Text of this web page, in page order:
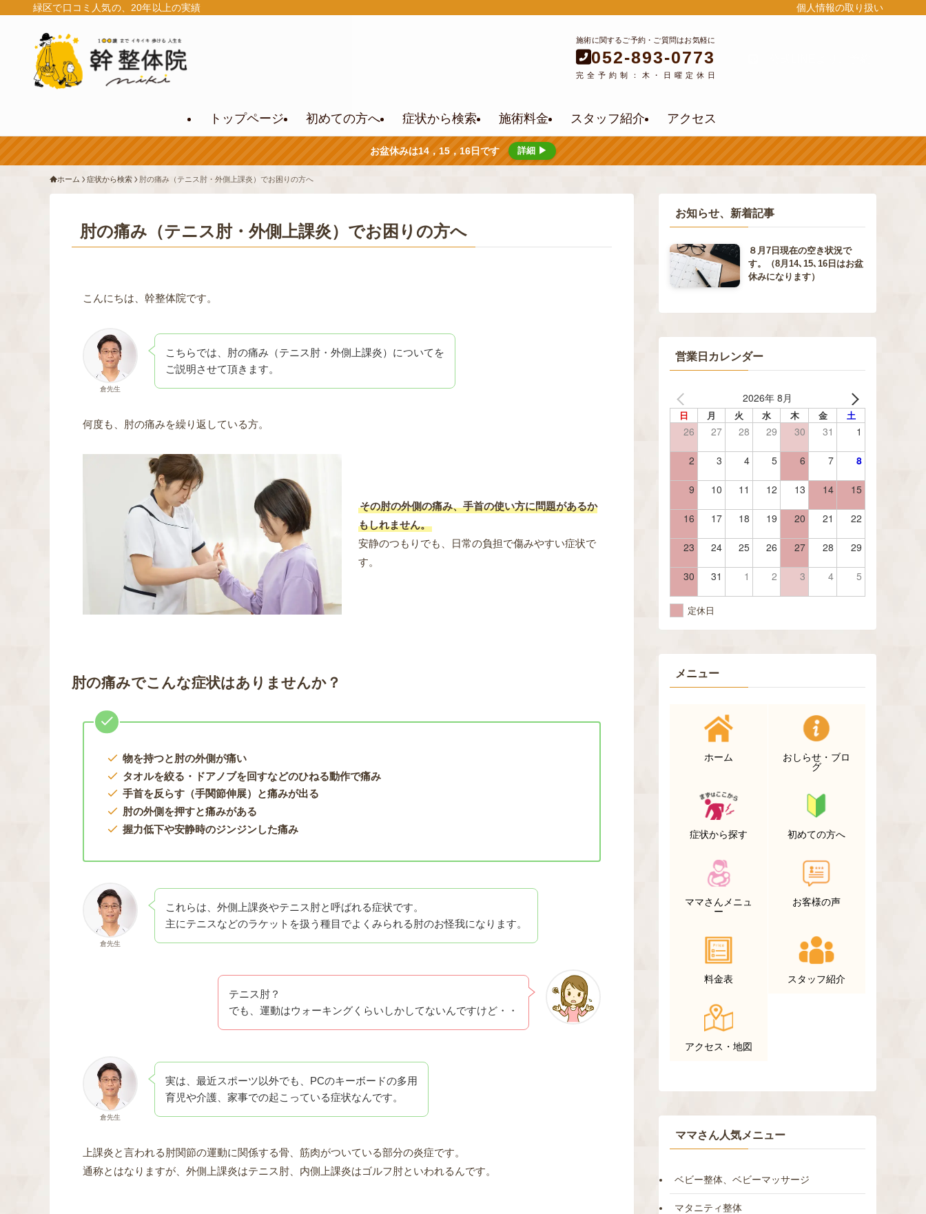
緑区で口コミ人気の、20年以上の実績 個人情報の取り扱い
施術に関するご予約・ご質問はお気軽に
052-893-0773
完全予約制：木・日曜定休日
トップページ 初めての方へ 症状から検索 施術料金 スタッフ紹介 アクセス
お盆休みは14，15，16日です 詳細 ▶
ホーム 症状から検索 肘の痛み（テニス肘・外側上課炎）でお困りの方へ
肘の痛み（テニス肘・外側上課炎）でお困りの方へ
こんにちは、幹整体院です。
倉先生
こちらでは、肘の痛み（テニス肘・外側上課炎）についてを
ご説明させて頂きます。
何度も、肘の痛みを繰り返している方。
その肘の外側の痛み、手首の使い方に問題があるか
もしれません。
安静のつもりでも、日常の負担で傷みやすい症状で
す。
肘の痛みでこんな症状はありませんか？
物を持つと肘の外側が痛い
タオルを絞る・ドアノブを回すなどのひねる動作で痛み
手首を反らす（手関節伸展）と痛みが出る
肘の外側を押すと痛みがある
握力低下や安静時のジンジンした痛み
倉先生
これらは、外側上課炎やテニス肘と呼ばれる症状です。
主にテニスなどのラケットを扱う種目でよくみられる肘のお怪我になります。
テニス肘？
でも、運動はウォーキングくらいしかしてないんですけど・・
倉先生
実は、最近スポーツ以外でも、PCのキーボードの多用
育児や介護、家事での起こっている症状なんです。
上課炎と言われる肘関節の運動に関係する骨、筋肉がついている部分の炎症です。
通称とはなりますが、外側上課炎はテニス肘、内側上課炎はゴルフ肘といわれるんです。
お知らせ、新着記事
８月7日現在の空き状況で
す。（8月14､15､16日はお盆
休みになります）
営業日カレンダー
2026年 8月
日 月 火 水 木 金 土
26 27 28 29 30 31 1
2 3 4 5 6 7 8
9 10 11 12 13 14 15
16 17 18 19 20 21 22
23 24 25 26 27 28 29
30 31 1 2 3 4 5
定休日
メニュー
ホーム
おしらせ・ブロ
グ
症状から探す 初めての方へ
ママさんメニュ
ー
お客様の声
料金表 スタッフ紹介
アクセス・地図
ママさん人気メニュー
ベビー整体、ベビーマッサージ
マタニティ整体